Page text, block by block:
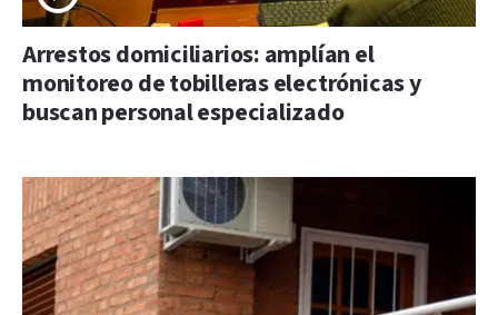
Arrestos domiciliarios: amplían el
monitoreo de tobilleras electrónicas y
buscan personal especializado